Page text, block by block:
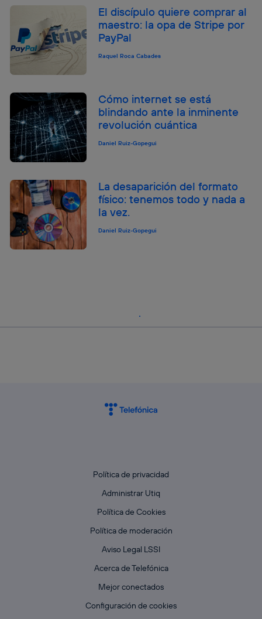
El discípulo quiere comprar al
maestro: la opa de Stripe por
PayPal
Raquel Roca Cabades
Cómo internet se está
blindando ante la inminente
revolución cuántica
Daniel Ruiz-Gopegui
La desaparición del formato
físico: tenemos todo y nada a
la vez.
Daniel Ruiz-Gopegui
Política de privacidad
Administrar Utiq
Política de Cookies
Política de moderación
Aviso Legal LSSI
Acerca de Telefónica
Mejor conectados
Configuración de cookies